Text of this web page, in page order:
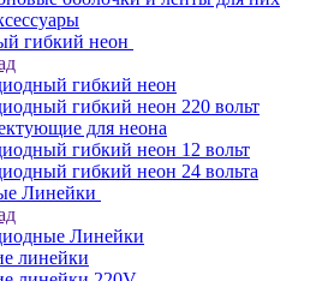
гибкий неон
гибкий неон
гибкий неон 220 вольт
для неона
гибкий неон 12 вольт
гибкий неон 24 вольта
Линейки
Линейки
линейки